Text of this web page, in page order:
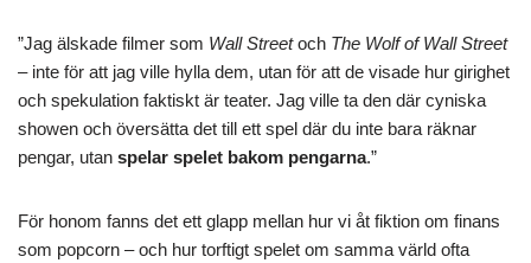
”Jag älskade filmer som Wall Streetoch The Wolf of Wall Street
– inte för att jag ville hylla dem, utan för att de visade hur girighet
och spekulation faktiskt är teater. Jag ville ta den där cyniska
showen och översätta det till ett spel där du inte bara räknar
pengar, utan spelar spelet bakom pengarna.”
För honom fanns det ett glapp mellan hur vi åt fiktion om finans
som popcorn – och hur torftigt spelet om samma värld ofta